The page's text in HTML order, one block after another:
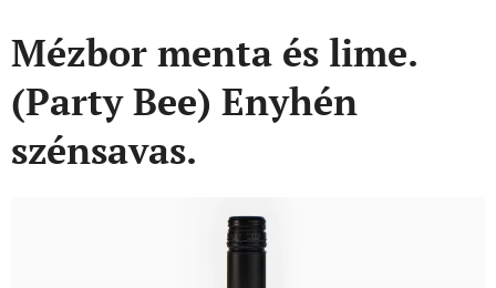
Mézbor menta és lime.
(Party Bee) Enyhén
szénsavas.